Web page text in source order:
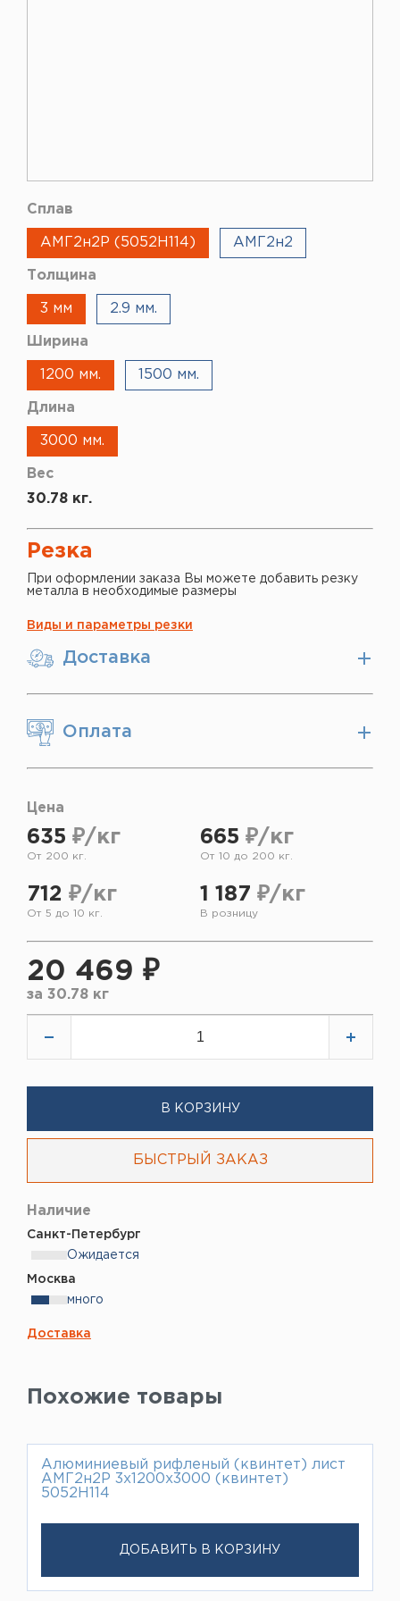
Сплав
АМГ2н2Р (5052Н114) АМГ2н2
Толщина
3 мм 2.9 мм.
Ширина
1200 мм. 1500 мм.
Длина
3000 мм.
Вес
30.78 кг.
Резка
При оформлении заказа Вы можете добавить резку
металла в необходимые размеры
Виды и параметры резки
Доставка
Оплата
Цена
635 ₽/кг
От 200 кг.
665 ₽/кг
От 10 до 200 кг.
712 ₽/кг
От 5 до 10 кг.
1 187 ₽/кг
В розницу
20 469 ₽
за 30.78 кг
В КОРЗИНУ
БЫСТРЫЙ ЗАКАЗ
Наличие
Санкт-Петербург
Ожидается
Москва
много
Доставка
Похожие товары
Алюминиевый рифленый (квинтет) лист
АМГ2н2Р 3х1200х3000 (квинтет)
5052Н114
ДОБАВИТЬ В КОРЗИНУ